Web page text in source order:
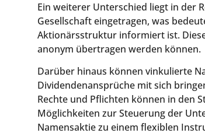
Ein weiterer Unterschied liegt in der
Gesellschaft eingetragen, was
Aktionärsstruktur informiert ist.
anonym übertragen werden können.
Darüber hinaus können vinkulierte
Dividendenansprüche mit sich
Rechte und Pflichten können in den
Möglichkeiten zur Steuerung der
Namensaktie zu einem flexiblen